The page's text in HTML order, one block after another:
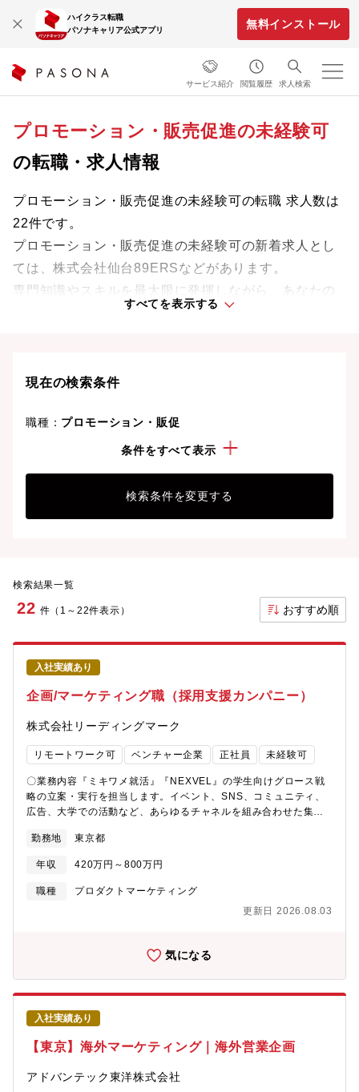
ハイクラス転職
パソナキャリア公式アプリ
無料インストール
サービス紹介 閲覧履歴 求人検索
プロモーション・販売促進の未経験可
の転職・求人情報
プロモーション・販売促進の未経験可の転職 求人数は
22件です。
プロモーション・販売促進の未経験可の新着求人とし
ては、株式会社仙台89ERSなどがあります。
専門知識やスキルを最大限に発揮しながら、あなたの
ライフスタイルや価値観に合った理想の働き方を叶え
すべてを表示する
現在の検索条件
職種： プロモーション・販促
未経験可条件をすべて表示
検索条件を変更する
検索結果一覧
22 件（1～22件表示） おすすめ順
入社実績あり
企画/マーケティング職（採用支援カンパニー）
株式会社リーディングマーク
リモートワーク可 ベンチャー企業 正社員 未経験可
〇業務内容『ミキワメ就活』『NEXVEL』の学生向けグロース戦
略の立案・実行を担当します。イベント、SNS、コミュニティ、
広告、大学での活動など、あらゆるチャネルを組み合わせた集客
トルネックを特定し、1週間スプリントで改善施策を実行します。
LP、コンテンツ、動画の企画・制作ディレクション、高速なA/B
テストを通じて、学生がファンになる体験を設計し、紹介・口コ
ミ・再参加のGrowth Loopを構築してLTVを最大化します。具体
SNS(X, LinkedIn等)、コミュニティ、広告(リスティング,
ど、あらゆるチャネルを組み合わせた集客戦略の実行と最適化を
行います。2.データドリブンなボトルネック特定と改善SQLを用
いて自らデータベースにクエリを投げ、学生の行動ファネルにお
けるボトルネックを特定し、改善施策を1週間スプリントで実行し
ます。3.コンテンツ制作と高速A/BテストLP、記事コンテンツ、
動画(YouTube/TikTok)の企画・制作ディレクション、データ分析
に基づく高速なA/Bテストと改善を実施します。4.Growth Loopの
構築とLTV最大化「一度参加したら、ファンになる」体験を設計し
ます。紹介・口コミ・再参加のループ(Growth Loop)を構築し、
LTVを最大化します。〇期待する役割データ分析と高速な仮説検証
勤務地 東京都
年収 420万円～800万円
職種
プロダクトマーケティング
更新日 2026.08.03
気になる
入社実績あり
【東京】海外マーケティング｜海外営業企画
アドバンテック東洋株式会社